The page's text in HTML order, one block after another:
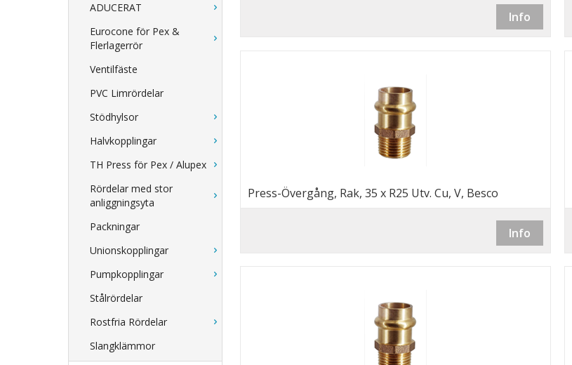
ADUCERAT
Eurocone för Pex &
Flerlagerrör
Ventilfäste
PVC Limrördelar
Stödhylsor
Halvkopplingar
TH Press för Pex / Alupex
Rördelar med stor
anliggningsyta
Packningar
Unionskopplingar
Pumpkopplingar
Stålrördelar
Rostfria Rördelar
Slangklämmor
Info
Press-Övergång, Rak, 35 x R25 Utv. Cu, V, Besco
Info